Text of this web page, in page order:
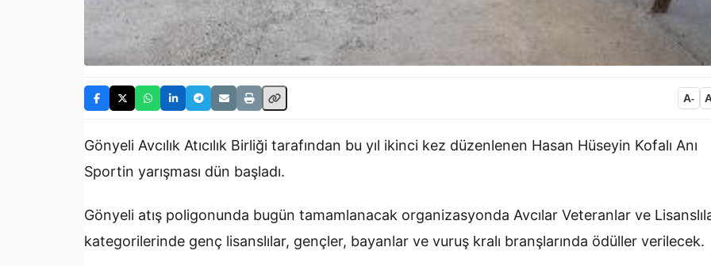
A-
Gönyeli Avcılık Atıcılık Birliği tarafından bu yıl ikinci kez düzenlenen Hasan Hüseyin Kofalı Anı
Sportin yarışması dün başladı.
Gönyeli atış poligonunda bugün tamamlanacak organizasyonda Avcılar Veteranlar ve
kategorilerinde genç lisanslılar, gençler, bayanlar ve vuruş kralı branşlarında ödüller verilecek.